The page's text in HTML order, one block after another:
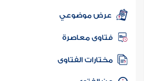
الفتاوى الحية
عرض موضوعي
فتاوى معاصرة